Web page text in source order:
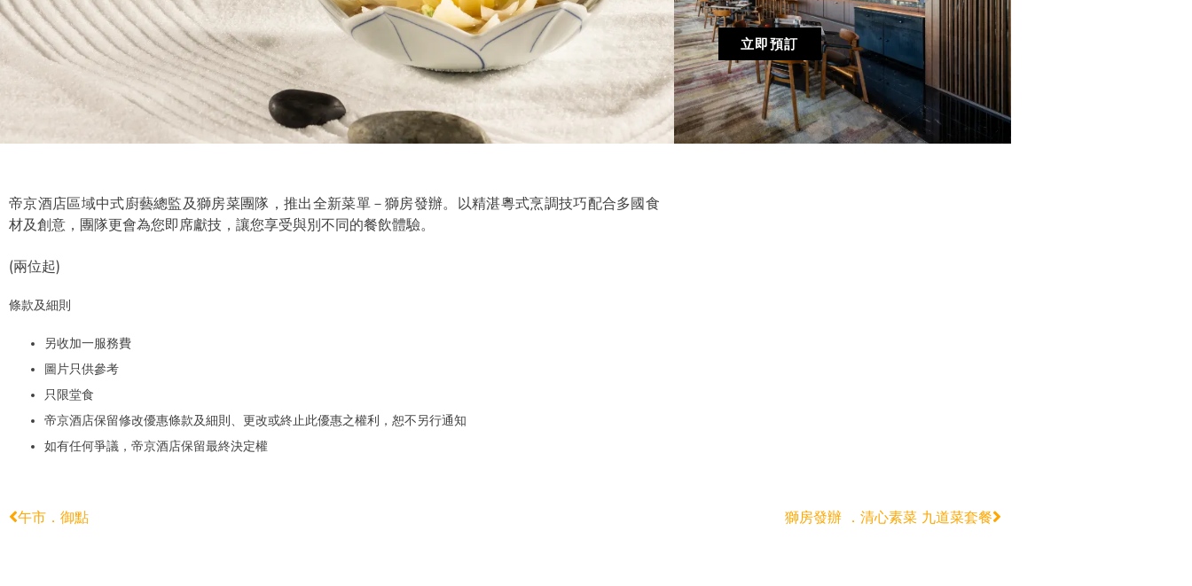
立即預訂
帝京酒店區域中式廚藝總監及獅房菜團隊，推出全新菜單－獅房發辦。以精湛粵式烹調技巧配合多國食
材及創意，團隊更會為您即席獻技，讓您享受與別不同的餐飲體驗。
(兩位起)
條款及細則
另收加一服務費
圖片只供參考
只限堂食
帝京酒店保留修改優惠條款及細則、更改或終止此優惠之權利，恕不另行通知
如有任何爭議，帝京酒店保留最終決定權
午市．御點 獅房發辦 ．清心素菜 九道菜套餐